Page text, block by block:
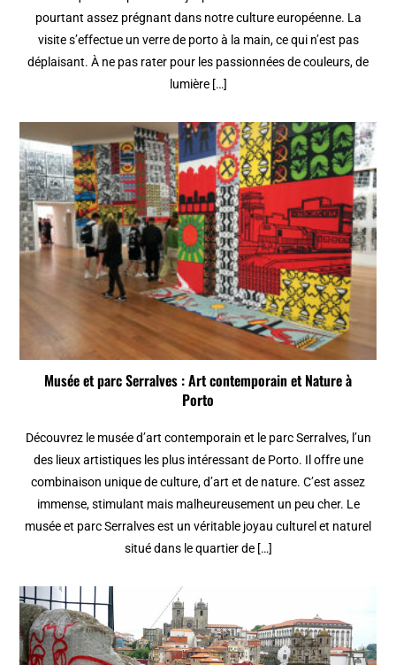
pourtant assez prégnant dans notre culture européenne. La
visite s’effectue un verre de porto à la main, ce qui n’est pas
déplaisant. À ne pas rater pour les passionnées de couleurs, de
lumière […]
Musée et parc Serralves : Art contemporain et Nature à
Porto
Découvrez le musée d’art contemporain et le parc Serralves, l’un
des lieux artistiques les plus intéressant de Porto. Il offre une
combinaison unique de culture, d’art et de nature. C’est assez
immense, stimulant mais malheureusement un peu cher. Le
musée et parc Serralves est un véritable joyau culturel et naturel
situé dans le quartier de […]